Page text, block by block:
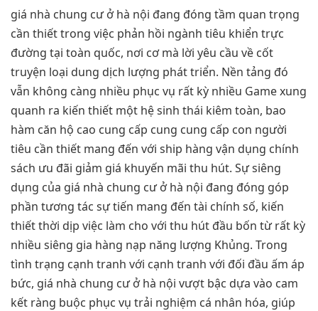
giá nhà chung cư ở hà nội đang đóng tầm quan trọng
cần thiết trong việc phản hồi ngành tiêu khiển trực
đường tại toàn quốc, nơi cơ mà lời yêu cầu về cốt
truyện loại dung dịch lượng phát triển. Nền tảng đó
vẫn không càng nhiều phục vụ rất kỳ nhiều Game xung
quanh ra kiến thiết một hệ sinh thái kiêm toàn, bao
hàm căn hộ cao cung cấp cung cung cấp con người
tiêu cần thiết mang đến với ship hàng vận dụng chính
sách ưu đãi giảm giá khuyến mãi thu hút. Sự siêng
dụng của giá nhà chung cư ở hà nội đang đóng góp
phần tương tác sự tiến mang đến tài chính số, kiến
thiết thời dịp việc làm cho với thu hút đầu bốn từ rất kỳ
nhiều siêng gia hàng nạp năng lượng Khủng. Trong
tình trạng cạnh tranh với cạnh tranh với đối đầu ấm áp
bức, giá nhà chung cư ở hà nội vượt bậc dựa vào cam
kết ràng buộc phục vụ trải nghiệm cá nhân hóa, giúp